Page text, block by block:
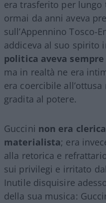
era trasferito per lungo
ormai da anni aveva
sull’Appennino Tosco-
addiceva al suo spirito
politica aveva
ma in realtà ne era
era coercibile
gradita al potere.
Guccini non era
materialista; era
alla retorica e
sui privilegi e irritato
Inutile disquisire
della sua musica: